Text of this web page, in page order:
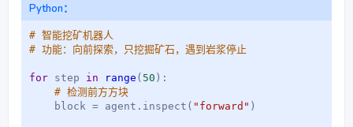
Python：
# 智能挖矿机器人
# 功能：向前探索，只挖掘矿石，遇到岩浆停止
for step in range ( 50 ) :
# 检测前方方块
    block
= agent . inspect ( "forward" )